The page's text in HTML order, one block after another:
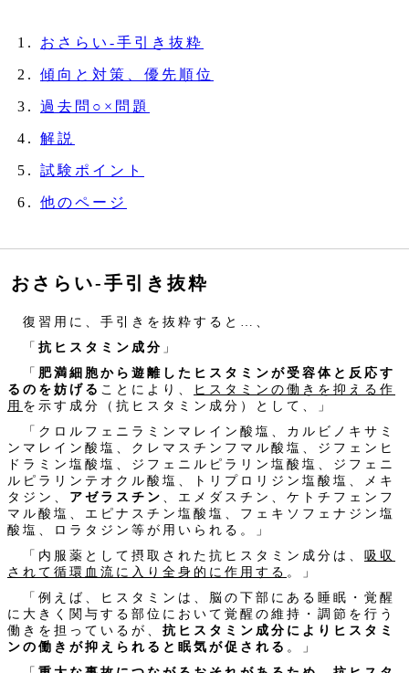
おさらい‐手引き抜粋
傾向と対策、優先順位
過去問○×問題
解説
試験ポイント
他のページ
おさらい‐手引き抜粋
復習用に、手引きを抜粋すると…、
「 抗ヒスタミン成分 」
「 肥満細胞から遊離したヒスタミンが受容体と反応す
るのを妨げる ことにより、
ヒスタミンの働きを抑える作
用 を示す成分（抗ヒスタミン成分）として、」
「クロルフェニラミンマレイン酸塩、カルビノキサミ
ンマレイン酸塩、クレマスチンフマル酸塩、ジフェンヒ
ドラミン塩酸塩、ジフェニルピラリン塩酸塩、ジフェニ
ルピラリンテオクル酸塩、トリプロリジン塩酸塩、メキ
タジン、 アゼラスチン
、エメダスチン、ケトチフェンフ
マル酸塩、エピナスチン塩酸塩、フェキソフェナジン塩
酸塩、ロラタジン等が用いられる。」
「内服薬として摂取された抗ヒスタミン成分は、 吸収
されて循環血流に入り全身的に作用する 。」
「例えば、ヒスタミンは、脳の下部にある睡眠・覚醒
に大きく関与する部位において覚醒の維持・調節を行う
働きを担っているが、 抗ヒスタミン成分によりヒスタミ
ンの働きが抑えられると眠気が促される 。」